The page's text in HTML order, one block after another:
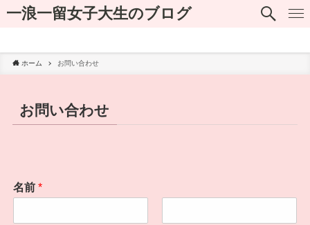
一浪一留女子大生のブログ
ホーム お問い合わせ
お問い合わせ
名前 *